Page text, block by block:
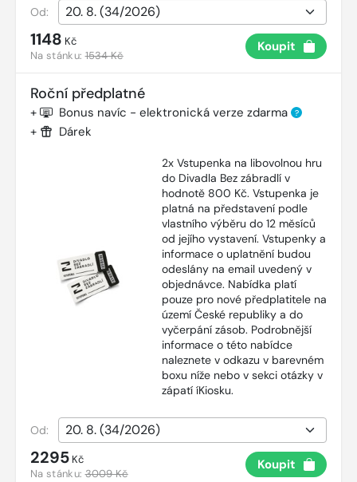
Od:
1148 Kč
Na stánku:1534 Kč
Koupit
Roční předplatné
+ Bonus navíc - elektronická verze zdarma ?
+ Dárek
2x Vstupenka na libovolnou hru
do Divadla Bez zábradlí v
hodnotě 800 Kč. Vstupenka je
platná na představení podle
vlastního výběru do 12 měsíců
od jejího vystavení. Vstupenky a
informace o uplatnění budou
odeslány na email uvedený v
objednávce. Nabídka platí
pouze pro nové předplatitele na
území České republiky a do
vyčerpání zásob. Podrobnější
informace o této nabídce
naleznete v odkazu v barevném
boxu níže nebo v sekci otázky v
zápatí íKiosku.
Od:
2295 Kč
Na stánku:3009 Kč
Koupit